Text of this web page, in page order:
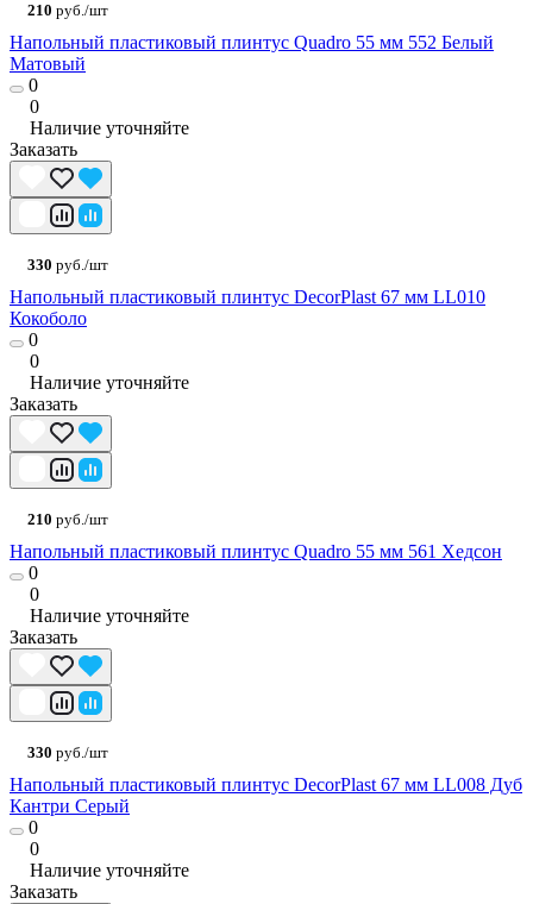
210 руб./шт
Напольный пластиковый плинтус Quadro 55 мм 552 Белый
Матовый
0
0
Наличие уточняйте
Заказать
330 руб./шт
Напольный пластиковый плинтус DecorPlast 67 мм LL010
Кокоболо
0
0
Наличие уточняйте
Заказать
210 руб./шт
Напольный пластиковый плинтус Quadro 55 мм 561 Хедсон
0
0
Наличие уточняйте
Заказать
330 руб./шт
Напольный пластиковый плинтус DecorPlast 67 мм LL008 Дуб
Кантри Серый
0
0
Наличие уточняйте
Заказать